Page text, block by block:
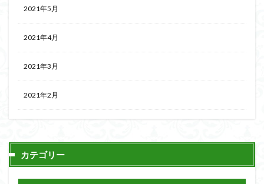
2021年5月
2021年4月
2021年3月
2021年2月
カテゴリー